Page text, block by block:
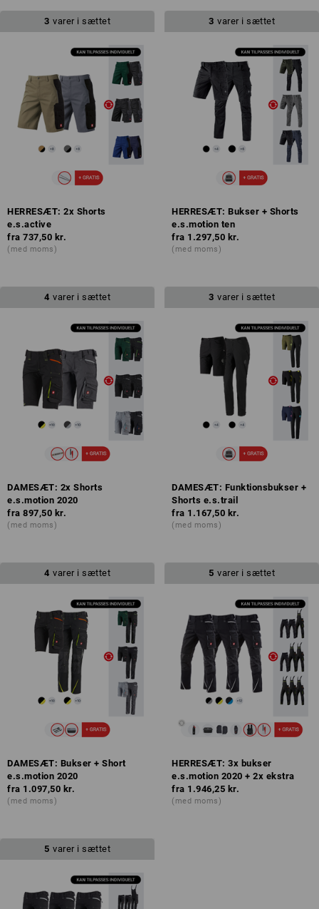
3 varer i sættet
HERRESÆT: 2x Shorts
e.s.active
fra 737,50 kr.
(med moms)
3 varer i sættet
HERRESÆT: Bukser + Shorts
e.s.motion ten
fra 1.297,50 kr.
(med moms)
4 varer i sættet
DAMESÆT: 2x Shorts
e.s.motion 2020
fra 897,50 kr.
(med moms)
3 varer i sættet
DAMESÆT: Funktionsbukser +
Shorts e.s.trail
fra 1.167,50 kr.
(med moms)
4 varer i sættet
DAMESÆT: Bukser + Short
e.s.motion 2020
fra 1.097,50 kr.
(med moms)
5 varer i sættet
HERRESÆT: 3x bukser
e.s.motion 2020 + 2x ekstra
fra 1.946,25 kr.
(med moms)
5 varer i sættet